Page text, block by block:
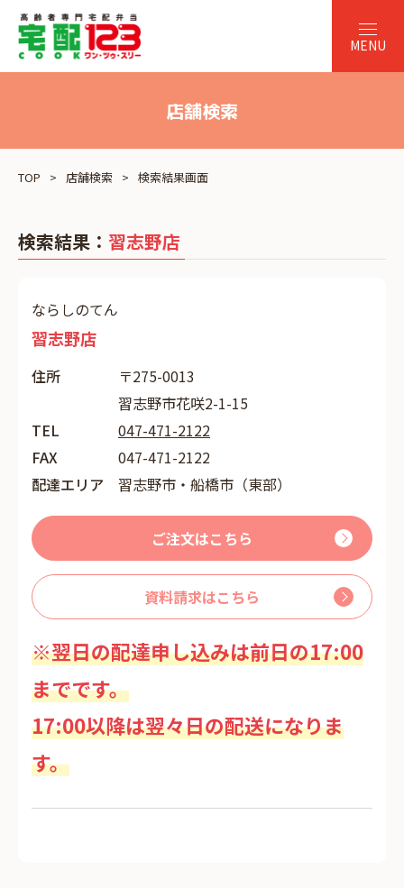
店舗検索
TOP 店舗検索 検索結果画面
検索結果： 習志野店
ならしのてん
習志野店
住所
〒275-0013
習志野市花咲2-1-15
TEL
047-471-2122
FAX
047-471-2122
配達エリア
習志野市・船橋市（東部）
ご注文はこちら
資料請求はこちら
※翌日の配達申し込みは前日の17:00
までです。
17:00以降は翌々日の配送になりま
す。